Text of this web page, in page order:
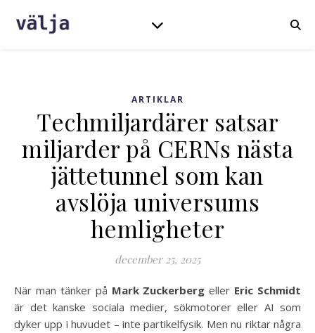
ARTIKLAR
Techmiljardärer satsar
miljarder på CERNs nästa
jättetunnel som kan
avslöja universums
hemligheter
december 25, 2025
När man tänker på Mark Zuckerberg eller Eric Schmidt
är det kanske sociala medier, sökmotorer eller AI som
dyker upp i huvudet – inte partikelfysik. Men nu riktar några